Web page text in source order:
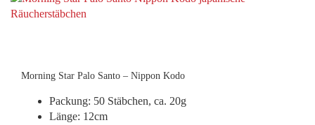
Morning Star Palo Santo – Nippon Kodo
Packung: 50 Stäbchen, ca. 20g
Länge: 12cm